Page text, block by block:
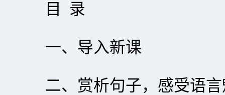
目 录
一、导入新课
二、赏析句子，感受语